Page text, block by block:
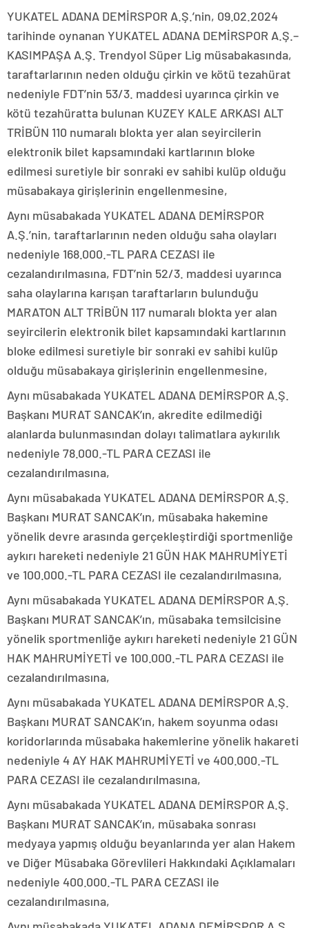
YUKATEL ADANA DEMİRSPOR A.Ş.’nin, 09.02.2024
tarihinde oynanan YUKATEL ADANA DEMİRSPOR A.Ş.–
KASIMPAŞA A.Ş. Trendyol Süper Lig müsabakasında,
taraftarlarının neden olduğu çirkin ve kötü tezahürat
nedeniyle FDT’nin 53/3. maddesi uyarınca çirkin ve
kötü tezahüratta bulunan KUZEY KALE ARKASI ALT
TRİBÜN 110 numaralı blokta yer alan seyircilerin
elektronik bilet kapsamındaki kartlarının bloke
edilmesi suretiyle bir sonraki ev sahibi kulüp olduğu
müsabakaya girişlerinin engellenmesine,
Aynı müsabakada YUKATEL ADANA DEMİRSPOR
A.Ş.’nin, taraftarlarının neden olduğu saha olayları
nedeniyle 168.000.-TL PARA CEZASI ile
cezalandırılmasına, FDT’nin 52/3. maddesi uyarınca
saha olaylarına karışan taraftarların bulunduğu
MARATON ALT TRİBÜN 117 numaralı blokta yer alan
seyircilerin elektronik bilet kapsamındaki kartlarının
bloke edilmesi suretiyle bir sonraki ev sahibi kulüp
olduğu müsabakaya girişlerinin engellenmesine,
Aynı müsabakada YUKATEL ADANA DEMİRSPOR A.Ş.
Başkanı MURAT SANCAK’ın, akredite edilmediği
alanlarda bulunmasından dolayı talimatlara aykırılık
nedeniyle 78.000.-TL PARA CEZASI ile
cezalandırılmasına,
Aynı müsabakada YUKATEL ADANA DEMİRSPOR A.Ş.
Başkanı MURAT SANCAK’ın, müsabaka hakemine
yönelik devre arasında gerçekleştirdiği sportmenliğe
aykırı hareketi nedeniyle 21 GÜN HAK MAHRUMİYETİ
ve 100.000.-TL PARA CEZASI ile cezalandırılmasına,
Aynı müsabakada YUKATEL ADANA DEMİRSPOR A.Ş.
Başkanı MURAT SANCAK’ın, müsabaka temsilcisine
yönelik sportmenliğe aykırı hareketi nedeniyle 21 GÜN
HAK MAHRUMİYETİ ve 100.000.-TL PARA CEZASI ile
cezalandırılmasına,
Aynı müsabakada YUKATEL ADANA DEMİRSPOR A.Ş.
Başkanı MURAT SANCAK’ın, hakem soyunma odası
koridorlarında müsabaka hakemlerine yönelik hakareti
nedeniyle 4 AY HAK MAHRUMİYETİ ve 400.000.-TL
PARA CEZASI ile cezalandırılmasına,
Aynı müsabakada YUKATEL ADANA DEMİRSPOR A.Ş.
Başkanı MURAT SANCAK’ın, müsabaka sonrası
medyaya yapmış olduğu beyanlarında yer alan Hakem
ve Diğer Müsabaka Görevlileri Hakkındaki Açıklamaları
nedeniyle 400.000.-TL PARA CEZASI ile
cezalandırılmasına,